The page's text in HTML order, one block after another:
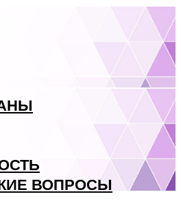
ВОПРОСЫ